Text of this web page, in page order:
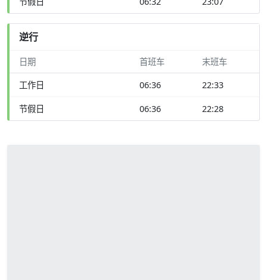
逆行
日期 首班车 末班车
工作日 06:36 22:33
节假日 06:36 22:28